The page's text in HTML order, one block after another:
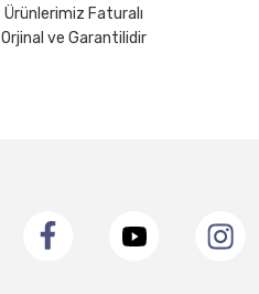
Ürünlerimiz Faturalı
Orjinal ve Garantilidir